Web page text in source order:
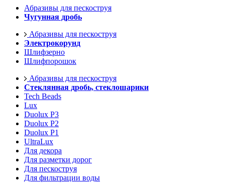
Абразивы для пескоструя
Чугунная дробь
Абразивы для пескоструя
Электрокорунд
Шлифзерно
Шлифпорошок
Абразивы для пескоструя
Стеклянная дробь, стеклошарики
Tech Beads
Lux
Duolux P3
Duolux P2
Duolux P1
UltraLux
Для декора
Для разметки дорог
Для пескоструя
Для фильтрации воды